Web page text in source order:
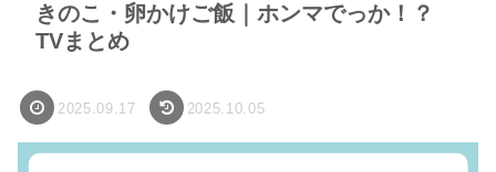
きのこ・卵かけご飯｜ホンマでっか！？
TVまとめ
2025.09.17 2025.10.05